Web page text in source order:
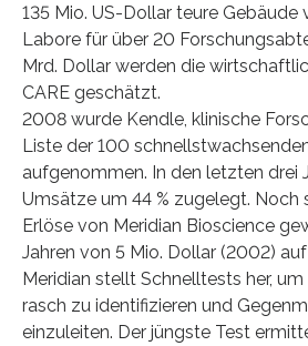
135 Mio. US-Dollar teure
Labore für über 20
Mrd. Dollar werden die
CARE geschätzt.
2008 wurde Kendle, klinische
Liste der 100
aufgenommen. In den letzten drei
Umsätze um 44 % zugelegt. Noch
Erlöse von Meridian Bioscience
Jahren von 5 Mio. Dollar (2002) auf
Meridian stellt Schnelltests her,
rasch zu identifizieren und
einzuleiten. Der jüngste Test